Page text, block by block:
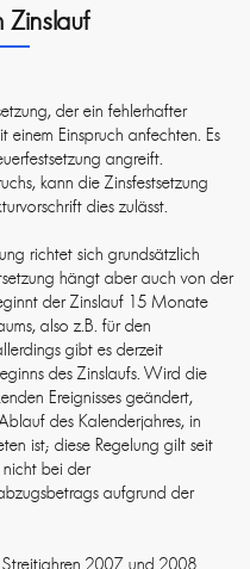
Zinslauf
der ein fehlerhafter
Einspruch anfechten. Es
angreift.
kann die Zinsfestsetzung
dies zulässt.
richtet sich grundsätzlich
hängt aber auch von der
der Zinslauf 15 Monate
also z.B. für den
gibt es derzeit
des Zinslaufs. Wird die
Ereignisses geändert,
des Kalenderjahres, in
ist; diese Regelung gilt seit
bei der
aufgrund der